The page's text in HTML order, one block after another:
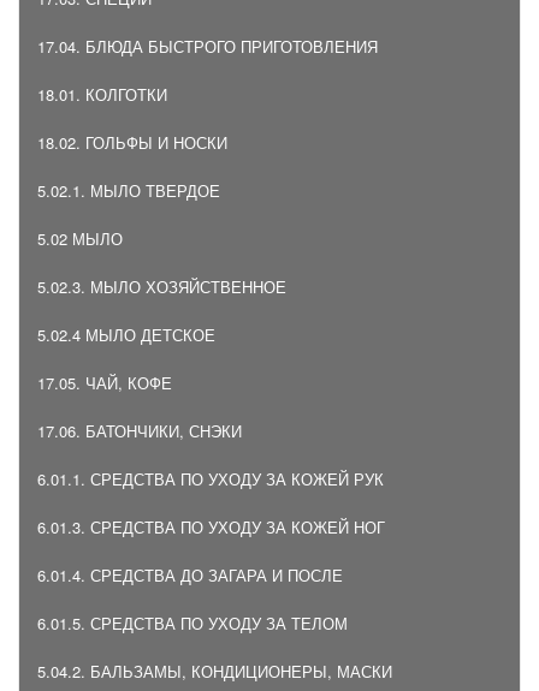
17.04. БЛЮДА БЫСТРОГО ПРИГОТОВЛЕНИЯ
18.01. КОЛГОТКИ
18.02. ГОЛЬФЫ И НОСКИ
5.02.1. МЫЛО ТВЕРДОЕ
5.02 МЫЛО
5.02.3. МЫЛО ХОЗЯЙСТВЕННОЕ
5.02.4 МЫЛО ДЕТСКОЕ
17.05. ЧАЙ, КОФЕ
17.06. БАТОНЧИКИ, СНЭКИ
6.01.1. СРЕДСТВА ПО УХОДУ ЗА КОЖЕЙ РУК
6.01.3. СРЕДСТВА ПО УХОДУ ЗА КОЖЕЙ НОГ
6.01.4. СРЕДСТВА ДО ЗАГАРА И ПОСЛЕ
6.01.5. СРЕДСТВА ПО УХОДУ ЗА ТЕЛОМ
5.04.2. БАЛЬЗАМЫ, КОНДИЦИОНЕРЫ, МАСКИ